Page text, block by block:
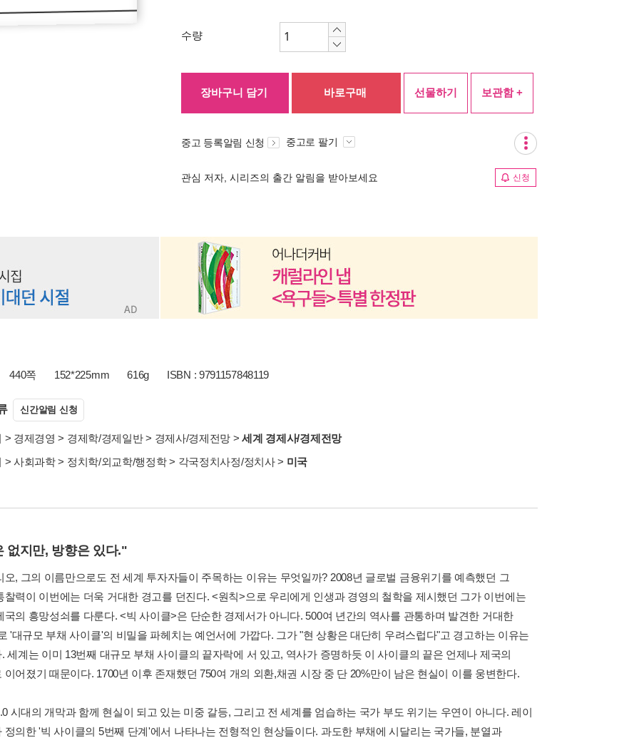
수량
장바구니 담기 바로구매 선물하기 보관함 +
중고 등록알림 신청 중고로 팔기
관심 저자, 시리즈의 출간 알림을 받아보세요 신청
440쪽 152*225mm 616g ISBN : 9791157848119
신간알림 신청
> 경제경영 > 경제학/경제일반> 경제사/경제전망 >세계 경제사/경제전망
> 사회과학> 정치학/외교학/행정학> 각국정치사정/정치사> 미국
없지만, 방향은 있다."
오, 그의 이름만으로도 전 세계 투자자들이 주목하는 이유는 무엇일까? 2008년 글로벌 금융위기를 예측했던 그
찰력이 이번에는 더욱 거대한 경고를 던진다. <원칙>으로 우리에게 인생과 경영의 철학을 제시했던 그가 이번에는
국의 흥망성쇠를 다룬다. <빅 사이클>은 단순한 경제서가 아니다. 500여 년간의 역사를 관통하며 발견한 거대한
'대규모 부채 사이클'의 비밀을 파헤치는 예언서에 가깝다. 그가 "현 상황은 대단히 우려스럽다"고 경고하는 이유는
세계는 이미 13번째 대규모 부채 사이클의 끝자락에 서 있고, 역사가 증명하듯 이 사이클의 끝은 언제나 제국의
이어졌기 때문이다. 1700년 이후 존재했던 750여 개의 외환,채권 시장 중 단 20%만이 남은 현실이 이를 웅변한다.
시대의 개막과 함께 현실이 되고 있는 미중 갈등, 그리고 전 세계를 엄습하는 국가 부도 위기는 우연이 아니다. 레이
정의한 '빅 사이클의 5번째 단계'에서 나타나는 전형적인 현상들이다. 과도한 부채에 시달리는 국가들, 분열과